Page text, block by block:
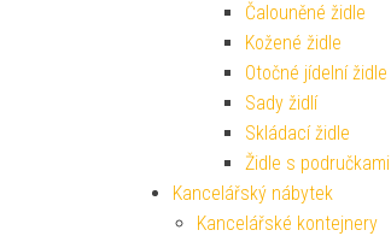
Čalouněné židle
Kožené židle
Otočné jídelní židle
Sady židlí
Skládací židle
Židle s područkami
Kancelářský nábytek
Kancelářské kontejnery